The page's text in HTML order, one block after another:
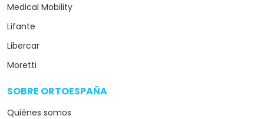
Medical Mobility
Lifante
Libercar
Moretti
SOBRE ORTOESPAÑA
Quiénes somos